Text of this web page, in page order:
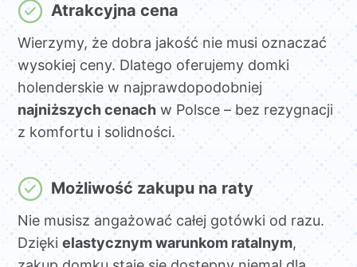
Atrakcyjna cena
Wierzymy, że dobra jakość nie musi oznaczać
wysokiej ceny. Dlatego oferujemy domki
holenderskie w najprawdopodobniej
najniższych cenachw Polsce – bez rezygnacji
z komfortu i solidności.
Możliwość zakupu na raty
Nie musisz angażować całej gotówki od razu.
Dziękielastycznym warunkom ratalnym,